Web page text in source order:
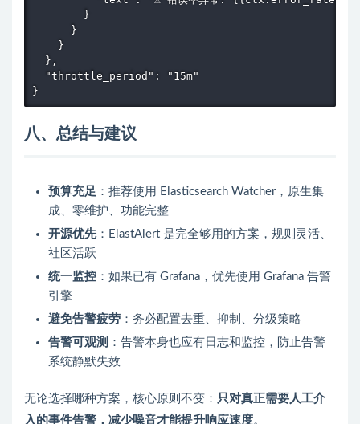
        }
      }
    }
  },
  "throttle_period": "15m"
}
八、总结与建议
预算充足 ：推荐使用 Elasticsearch Watcher，原生集
成、零维护、功能完整
开源优先：ElastAlert 是完全够用的方案，规则灵活、
社区活跃
统一监控 ：如果已有 Grafana，优先使用 Grafana 告警
引擎
避免告警疲劳 ：务必配置去重、抑制、分级策略
告警可观测 ：告警本身也应有日志和监控，防止告警
系统静默失效
无论选择哪种方案，核心原则不变： 只对真正需要人工介
入的事件告警，减少噪音才能提升响应速度。